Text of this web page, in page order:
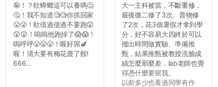
🤪！？欸蟑螂這可以養嗎🤔
🤔！我不知道🧐🧐你抓回家
😤😤！欸借過借過不要跑😲
😲😲！嗚嗚他跑掉了😱😱！
嗚呼呼😤😤😤！喔好屌🍆
喔！清大要有梅花鹿了餒!
666...
大一主科被當，不斷重修，
最後微二修了3次、普物修
了2次，花3個暑假才拿到學
分，好不容易大四終於可以
撥出時間做實驗、準備推
甄，結果推甄被教授洗臉成
績怎麼那麼差，lab老師也覺
得憑什麼要留我。
以前多少也看過同學有作